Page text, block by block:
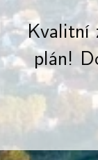
Kvalitní
plán!